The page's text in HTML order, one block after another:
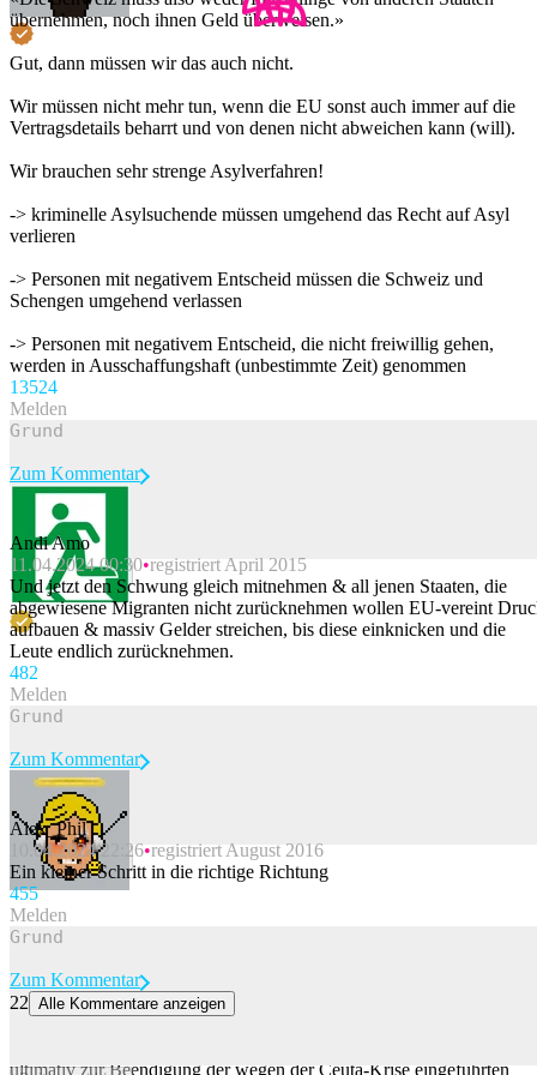
übernehmen, noch ihnen Geld überweisen.»
Gut, dann müssen wir das auch nicht.
Wir müssen nicht mehr tun, wenn die EU sonst auch immer auf die
Vertragsdetails beharrt und von denen nicht abweichen kann (will).
Wir brauchen sehr strenge Asylverfahren!
-> kriminelle Asylsuchende müssen umgehend das Recht auf Asyl
verlieren
-> Personen mit negativem Entscheid müssen die Schweiz und
Schengen umgehend verlassen
-> Personen mit negativem Entscheid, die nicht freiwillig gehen,
werden in Ausschaffungshaft (unbestimmte Zeit) genommen
13524
Melden
Beitrag melden
Zum Kommentar
Andi Amo
11.04.2024 00:30 registriert April 2015
Und jetzt den Schwung gleich mitnehmen & all jenen Staaten, die
abgewiesene Migranten nicht zurücknehmen wollen EU-vereint
aufbauen & massiv Gelder streichen, bis diese einknicken und die
Leute endlich zurücknehmen.
482
Melden
Beitrag melden
Zum Kommentar
Alex_Phil
10.04.2024 22:26 registriert August 2016
Ein kleiner Schritt in die richtige Richtung
455
Melden
Zum Kommentar
22 Alle Kommentare anzeigen
ultimativ zur Beendigung der wegen der Ceuta-Krise eingeführten